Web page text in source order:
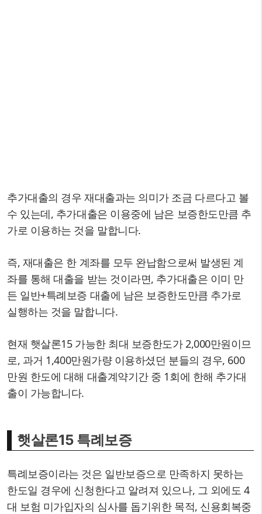
추가대출의 경우 재대출과는 의미가 조금 다르다고 볼
수 있는데, 추가대출은 이용중에 남은 보증한도만큼 추
가로 이용하는 것을 말합니다.
즉, 재대출은 한 계좌를 모두 완납함으로써 발생된 계
좌를 통해 대출을 받는 것이라면, 추가대출은 이미 만
든 일반+특례보증 대출에 남은 보증한도만큼 추가로
실행하는 것을 말합니다.
현재 햇살론15 가능한 최대 보증한도가 2,000만원이므
로, 과거 1,400만원가량 이용하셨던 분들의 경우, 600
만원 한도에 대해 대출계약기간 중 1회에 한해 추가대
출이 가능합니다.
햇살론15 특례보증
특례보증이라는 것은 일반보증으로 만족하지 못하는
한도일 경우에 신청한다고 알려져 있으나, 그 외에도 4
대 보험 미가입자의 심사를 돕기위한 목적, 신용회복중